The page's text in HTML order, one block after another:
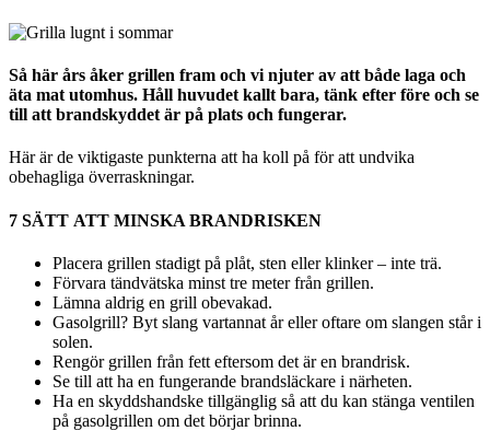
Så här års åker grillen fram och vi njuter av att både laga och
äta mat utomhus. Håll huvudet kallt bara, tänk efter före och se
till att brandskyddet är på plats och fungerar.
Här är de viktigaste punkterna att ha koll på för att undvika
obehagliga överraskningar.
7 SÄTT ATT MINSKA BRANDRISKEN
Placera grillen stadigt på plåt, sten eller klinker – inte trä.
Förvara tändvätska minst tre meter från grillen.
Lämna aldrig en grill obevakad.
Gasolgrill? Byt slang vartannat år eller oftare om slangen står i
solen.
Rengör grillen från fett eftersom det är en brandrisk.
Se till att ha en fungerande brandsläckare i närheten.
Ha en skyddshandske tillgänglig så att du kan stänga ventilen
på gasolgrillen om det börjar brinna.